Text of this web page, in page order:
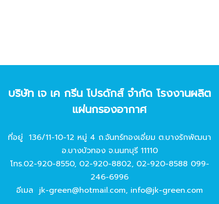
บริษัท เจ เค กรีน โปรดักส์ จํากัด โรงงานผลิต
แผ่นกรองอากาศ
ที่อยู่ 136/11-10-12 หมู่ 4 ถ.จันทร์ทองเอี่ยม ต.บางรักพัฒนา
อ.บางบัวทอง จ.นนทบุรี 11110
โทร.02-920-8550, 02-920-8802, 02-920-8588 099-
246-6996
อีเมล jk-green@hotmail.com, info@jk-green.com